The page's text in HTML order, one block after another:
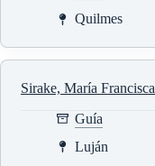
Quilmes
Sirake, María Francisca
Guía
Luján